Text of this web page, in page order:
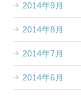
2014年9月
2014年8月
2014年7月
2014年6月